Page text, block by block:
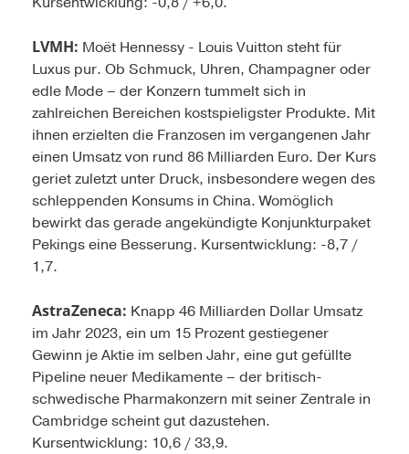
LVMH: Moët Hennessy - Louis Vuitton steht für
Luxus pur. Ob Schmuck, Uhren, Champagner oder
edle Mode – der Konzern tummelt sich in
zahlreichen Bereichen kostspieligster Produkte. Mit
ihnen erzielten die Franzosen im vergangenen Jahr
einen Umsatz von rund 86 Milliarden Euro. Der Kurs
geriet zuletzt unter Druck, insbesondere wegen des
schleppenden Konsums in China. Womöglich
bewirkt das gerade angekündigte Konjunkturpaket
Pekings eine Besserung. Kursentwicklung: -8,7 /
1,7.
AstraZeneca: Knapp 46 Milliarden Dollar Umsatz
im Jahr 2023, ein um 15 Prozent gestiegener
Gewinn je Aktie im selben Jahr, eine gut gefüllte
Pipeline neuer Medikamente – der britisch-
schwedische Pharmakonzern mit seiner Zentrale in
Cambridge scheint gut dazustehen.
Kursentwicklung: 10,6 / 33,9.